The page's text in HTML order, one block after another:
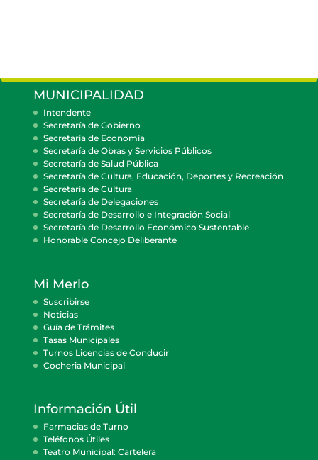
MUNICIPALIDAD
Intendente
Secretaría de Gobierno
Secretaría de Economía
Secretaría de Obras y Servicios Públicos
Secretaría de Salud Pública
Secretaría de Cultura, Educación, Deportes y Recreación
Secretaría de Cultura
Secretaría de Delegaciones
Secretaría de Desarrollo e Integración Social
Secretaría de Desarrollo Económico Sustentable
Honorable Concejo Deliberante
Mi Merlo
Suscribirse
Noticias
Guía de Trámites
Tasas Municipales
Turnos Licencias de Conducir
Cocheria Municipal
Información Útil
Farmacias de Turno
Teléfonos Útiles
Teatro Municipal: Cartelera